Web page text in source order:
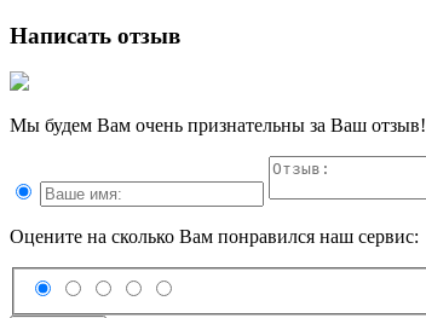
Написать отзыв
Мы будем Вам очень признательны за Ваш отзыв!
Оцените на сколько Вам понравился наш сервис: